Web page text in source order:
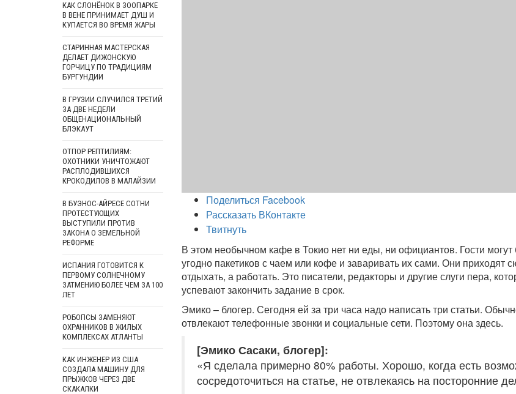
Поделиться Facebook
Рассказать ВКонтакте
Твитнуть
В этом необычном кафе в Токио нет ни еды, ни официантов. Гости могут
угодно пакетиков с чаем или кофе и заваривать их сами. Они приходят
отдыхать, а работать. Это писатели, редакторы и другие слуги пера,
успевают закончить задание в срок.
Эмико – блогер. Сегодня ей за три часа надо написать три статьи.
отвлекают телефонные звонки и социальные сети. Поэтому она здесь.
[Эмико Сасаки, блогер]:
«Я сделала примерно 80% работы. Хорошо, когда есть
сосредоточиться на статье, не отвлекаясь на посторонние
КАК СЛОНЁНОК В ЗООПАРКЕ
В ВЕНЕ ПРИНИМАЕТ ДУШ И
КУПАЕТСЯ ВО ВРЕМЯ ЖАРЫ
СТАРИННАЯ МАСТЕРСКАЯ
ДЕЛАЕТ ДИЖОНСКУЮ
ГОРЧИЦУ ПО ТРАДИЦИЯМ
БУРГУНДИИ
В ГРУЗИИ СЛУЧИЛСЯ ТРЕТИЙ
ЗА ДВЕ НЕДЕЛИ
ОБЩЕНАЦИОНАЛЬНЫЙ
БЛЭКАУТ
ОТПОР РЕПТИЛИЯМ:
ОХОТНИКИ УНИЧТОЖАЮТ
РАСПЛОДИВШИХСЯ
КРОКОДИЛОВ В МАЛАЙЗИИ
В БУЭНОС-АЙРЕСЕ СОТНИ
ПРОТЕСТУЮЩИХ
ВЫСТУПИЛИ ПРОТИВ
ЗАКОНА О ЗЕМЕЛЬНОЙ
РЕФОРМЕ
ИСПАНИЯ ГОТОВИТСЯ К
ПЕРВОМУ СОЛНЕЧНОМУ
ЗАТМЕНИЮ БОЛЕЕ ЧЕМ ЗА 100
ЛЕТ
РОБОПСЫ ЗАМЕНЯЮТ
ОХРАННИКОВ В ЖИЛЫХ
КОМПЛЕКСАХ АТЛАНТЫ
КАК ИНЖЕНЕР ИЗ США
СОЗДАЛА МАШИНУ ДЛЯ
ПРЫЖКОВ ЧЕРЕЗ ДВЕ
СКАКАЛКИ